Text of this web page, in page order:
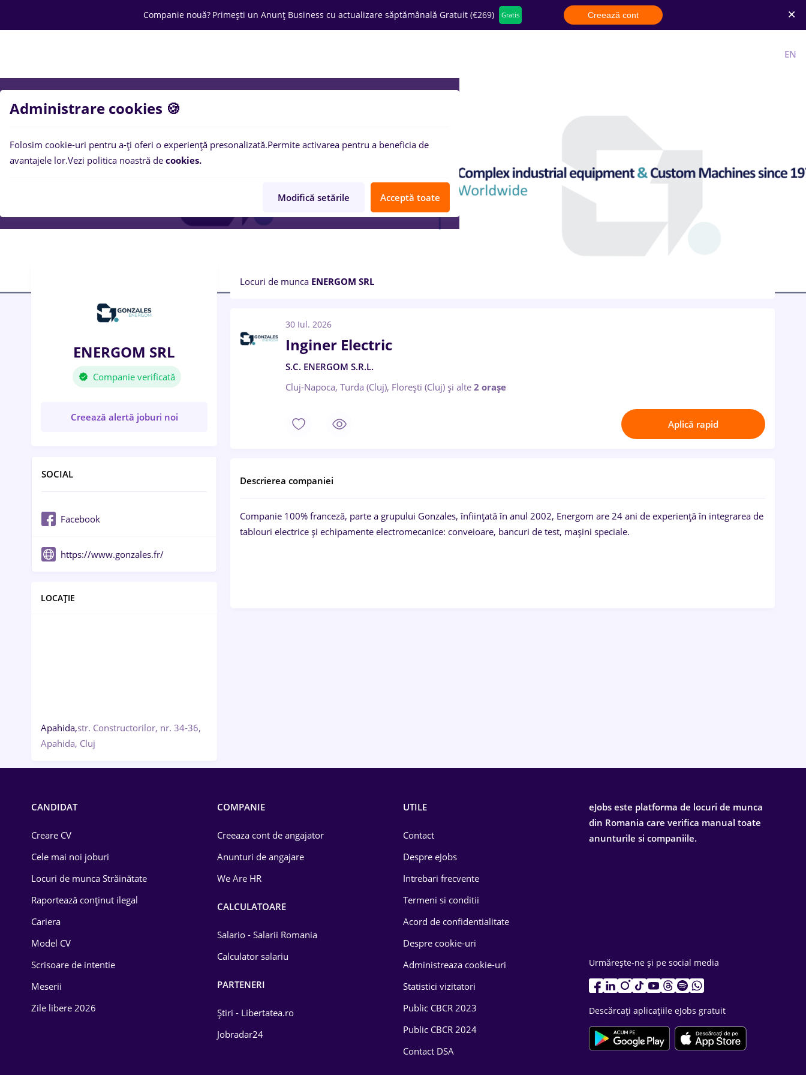
Companie nouă? Primești un Anunț Business cu actualizare săptămânală Gratuit (€269) Gratis Creează cont
EN
ENERGOM SRL
Companie verificată
Creează alertă joburi noi
SOCIAL
Facebook
https://www.gonzales.fr/
LOCAȚIE
Apahida,str. Constructorilor, nr. 34-36,
Apahida, Cluj
Locuri de munca ENERGOM SRL
30 Iul. 2026
Inginer Electric
S.C. ENERGOM S.R.L.
Cluj-Napoca, Turda (Cluj), Florești (Cluj) și alte 2 orașe
Aplică rapid
Descrierea companiei
Companie 100% franceză, parte a grupului Gonzales, înființată în anul 2002, Energom are 24 ani de experiență în integrarea de
tablouri electrice și echipamente electromecanice: conveioare, bancuri de test, mașini speciale.
CANDIDAT
Creare CV
Cele mai noi joburi
Locuri de munca Străinătate
Raportează conținut ilegal
Cariera
Model CV
Scrisoare de intentie
Meserii
Zile libere 2026
COMPANIE
Creeaza cont de angajator
Anunturi de angajare
We Are HR
CALCULATOARE
Salario - Salarii Romania
Calculator salariu
PARTENERI
Știri - Libertatea.ro
Jobradar24
UTILE
Contact
Despre eJobs
Intrebari frecvente
Termeni si conditii
Acord de confidentialitate
Despre cookie-uri
Administreaza cookie-uri
Statistici vizitatori
Public CBCR 2023
Public CBCR 2024
Contact DSA
eJobs este platforma de locuri de munca
din Romania care verifica manual toate
anunturile si companiile.
Urmărește-ne și pe social media
Descărcați aplicațiile eJobs gratuit
Administrare cookies 🍪
Folosim cookie-uri pentru a-ți oferi o experiență presonalizată.Permite activarea pentru a beneficia de
avantajele lor.Vezi politica noastră de cookies.
Modifică setările Acceptă toate